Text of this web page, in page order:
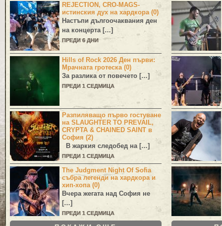
REJECTION, CRO-MAGS-
истинския дух на хардкора (0)
Настъпи дългоочаквания ден
на концерта […]
ПРЕДИ 6 ДНИ
Hills of Rock 2026 Ден първи:
Мрачната гротеска (0)
За разлика от повечето […]
ПРЕДИ 1 СЕДМИЦА
Разпиляващо първо гостуване
на SLAUGHTER TO PREVAIL,
CRYPTA & CHAINED SAINT в
София (2)
В жаркия следобед на […]
ПРЕДИ 1 СЕДМИЦА
The Judgment Night Of Sofia
събра легенди на хардкора и
хип-хопа (0)
Вчера жегата над София не
[…]
ПРЕДИ 1 СЕДМИЦА